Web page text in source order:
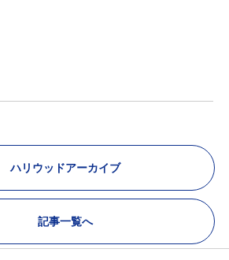
ハリウッドアーカイブ
記事一覧へ